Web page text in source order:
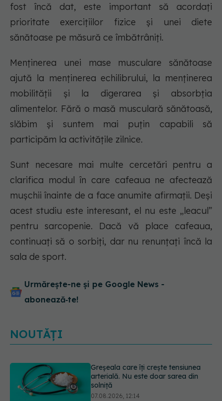
fost încă dat, este important să acordați
prioritate exercițiilor fizice și unei diete
sănătoase pe măsură ce îmbătrâniți.
Menținerea unei mase musculare sănătoase
ajută la menținerea echilibrului, la menținerea
mobilității și la digerarea și absorbția
alimentelor. Fără o masă musculară sănătoasă,
slăbim și suntem mai puțin capabili să
participăm la activitățile zilnice.
Sunt necesare mai multe cercetări pentru a
clarifica modul în care cafeaua ne afectează
mușchii înainte de a face anumite afirmații. Deși
acest studiu este interesant, el nu este „leacul”
pentru sarcopenie. Dacă vă place cafeaua,
continuați să o sorbiți, dar nu renunțați încă la
sala de sport.
Urmărește-ne și pe Google News -
abonează‑te!
NOUTĂȚI
Schimbare majoră la examenul de
medic specialist din 2026. Toți
candidații vor avea aceleași
subiecte